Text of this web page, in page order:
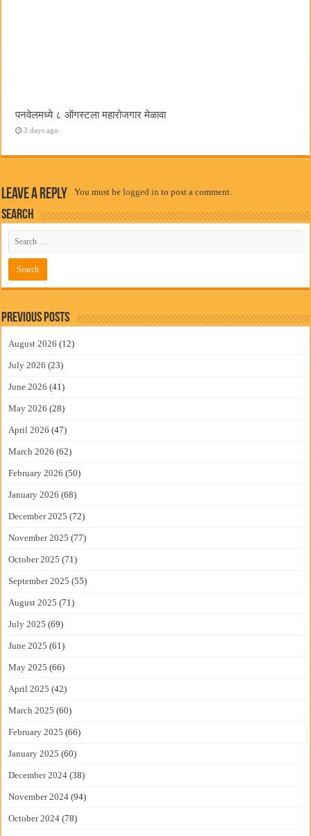
पनवेलमध्ये ८ ऑगस्टला महारोजगार मेळावा
3 days ago
Leave a Reply You must belogged in to post a comment.
Search
Previous Posts
August 2026 (12)
July 2026 (23)
June 2026 (41)
May 2026 (28)
April 2026 (47)
March 2026 (62)
February 2026 (50)
January 2026 (68)
December 2025 (72)
November 2025 (77)
October 2025 (71)
September 2025 (55)
August 2025 (71)
July 2025 (69)
June 2025 (61)
May 2025 (66)
April 2025 (42)
March 2025 (60)
February 2025 (66)
January 2025 (60)
December 2024 (38)
November 2024 (94)
October 2024 (78)